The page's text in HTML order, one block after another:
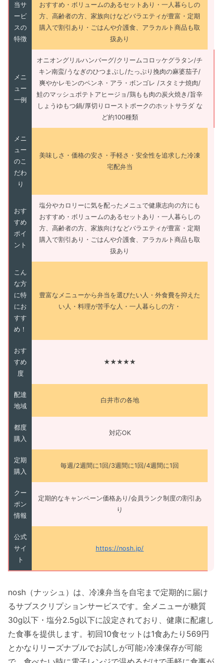
当サ
ービ
スの
特徴
おすすめ・ボリュームのあるセットあり・一人暮らしの
方、高齢者の方、家族向けなどバラエティが豊富・定期
購入で割引あり・ごはんや介護食、アラカルト商品も取
扱あり
メニ
ュー
一例
オニオングリルハンバーグ/クリームコロッケグラタン/チ
キン南蛮/うなぎのひつまぶし/たっぷり挽肉の麻婆茄子/
爽やかレモンのペンネ・アラ・ボンゴレ /スタミナ焼肉/
鮭のマッシュポテトアヒージョ/鶏もも肉の炭火焼き/旨辛
しょうゆもつ鍋/厚切りローストポークのホットサラダ な
ど約100種類
メニ
ュー
のこ
だわ
り
美味しさ・価格の安さ・手軽さ・安全性を追求した冷凍
宅配弁当
おす
すめ
ポイ
ント
塩分やカロリーに気を配ったメニュで健康志向の方にも
おすすめ・ボリュームのあるセットあり・一人暮らしの
方、高齢者の方、家族向けなどバラエティが豊富・定期
購入で割引あり・ごはんや介護食、アラカルト商品も取
扱あり
こん
な方
に特
にお
すす
め！
豊富なメニューから弁当を選びたい人・外食費を抑えた
い人・料理が苦手な人・一人暮らしの方・
おす
すめ
度
★★★★★
配達
地域
白井市の各地
都度
購入
対応OK
定期
購入
毎週/2週間に1回/3週間に1回/4週間に1回
クー
ポン
情報
定期的なキャンペーン価格あり/会員ランク制度の割引あ
り
公式
サイ
ト
https://nosh.jp/
nosh（ナッシュ）は、冷凍弁当を自宅まで定期的に届け
るサブスクリプションサービスです。全メニューが糖質
30g以下・塩分2.5g以下に設定されており、健康に配慮し
た食事を提供します。初回10食セットは1食あたり569円
とかなりリーズナブルでお試しが可能♪冷凍保存が可能